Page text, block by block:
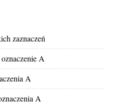
zaznaczeń
A
A
A